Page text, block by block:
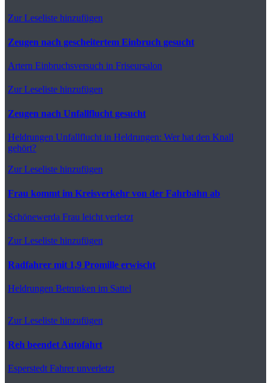
Zur Leseliste hinzufügen
Zeugen nach gescheitertem Einbruch gesucht
Artern Einbruchsversuch in Friseursalon
Zur Leseliste hinzufügen
Zeugen nach Unfallflucht gesucht
Heldrungen Unfallflucht in Heldrungen: Wer hat den Knall
gehört?
Zur Leseliste hinzufügen
Frau kommt im Kreisverkehr von der Fahrbahn ab
Schönewerda Frau leicht verletzt
Zur Leseliste hinzufügen
Radfahrer mit 1,9 Promille erwischt
Heldrungen Betrunken im Sattel
Zur Leseliste hinzufügen
Reh beendet Autofahrt
Esperstedt Fahrer unverletzt